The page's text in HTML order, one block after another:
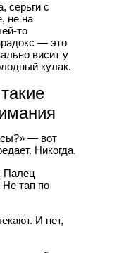
серьги с
не на
то
— это
висит у
кулак.
— вот
Никогда.
Палец
Не тап по
И нет,